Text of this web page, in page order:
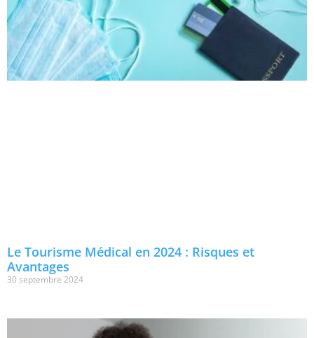
Le Tourisme Médical en 2024 : Risques et
Avantages
30 septembre 2024